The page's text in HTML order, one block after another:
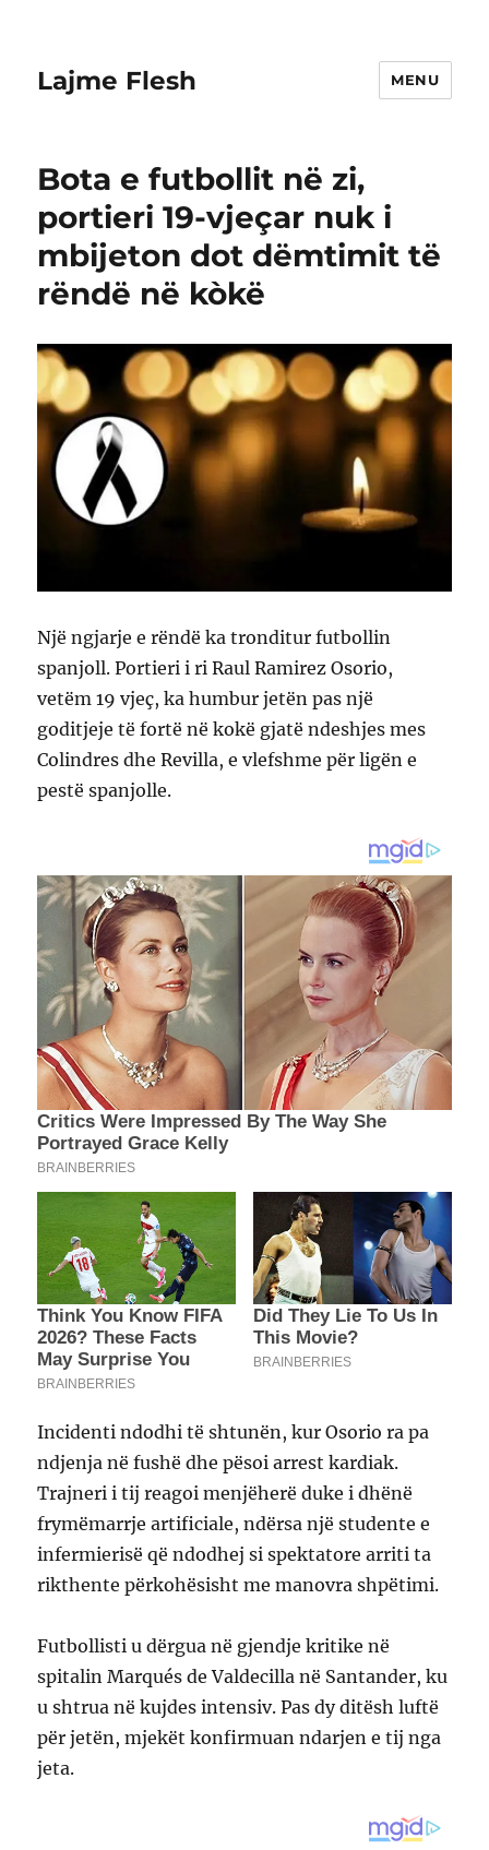
Lajme Flesh MENU
Bota e futbollit në zi,
portieri 19-vjeçar nuk i
mbijeton dot dëmtimit të
rëndë në kòkë
Një ngjarje e rëndë ka tronditur futbollin
spanjoll. Portieri i ri Raul Ramirez Osorio,
vetëm 19 vjeç, ka humbur jetën pas një
goditjeje të fortë në kokë gjatë ndeshjes mes
Colindres dhe Revilla, e vlefshme për ligën e
pestë spanjolle.
Incidenti ndodhi të shtunën, kur Osorio ra pa
ndjenja në fushë dhe pësoi arrest kardiak.
Trajneri i tij reagoi menjëherë duke i dhënë
frymëmarrje artificiale, ndërsa një studente e
infermierisë që ndodhej si spektatore arriti ta
rikthente përkohësisht me manovra shpëtimi.
Futbollisti u dërgua në gjendje kritike në
spitalin Marqués de Valdecilla në Santander, ku
u shtrua në kujdes intensiv. Pas dy ditësh luftë
për jetën, mjekët konfirmuan ndarjen e tij nga
jeta.